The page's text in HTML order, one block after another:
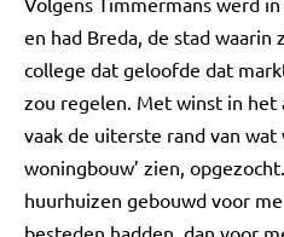
en had Breda, de stad waarin
college dat geloofde dat
zou regelen. Met winst in
vaak de uiterste rand van wat
woningbouw’ zien,
huurhuizen gebouwd voor
besteden hadden, dan voor